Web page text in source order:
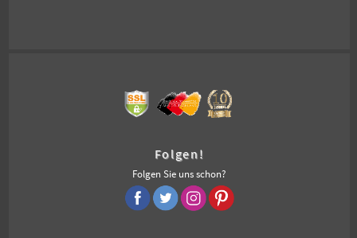
Folgen!
Folgen Sie uns schon?